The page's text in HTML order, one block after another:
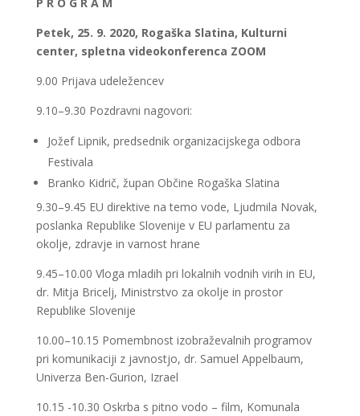
P R O G R A M
Petek, 25. 9. 2020, Rogaška Slatina, Kulturni
center, spletna videokonferenca ZOOM
9.00 Prijava udeležencev
9.10–9.30 Pozdravni nagovori:
Jožef Lipnik, predsednik organizacijskega odbora
Festivala
Branko Kidrič, župan Občine Rogaška Slatina
9.30–9.45 EU direktive na temo vode, Ljudmila Novak,
poslanka Republike Slovenije v EU parlamentu za
okolje, zdravje in varnost hrane
9.45–10.00 Vloga mladih pri lokalnih vodnih virih in EU,
dr. Mitja Bricelj, Ministrstvo za okolje in prostor
Republike Slovenije
10.00–10.15 Pomembnost izobraževalnih programov
pri komunikaciji z javnostjo, dr. Samuel Appelbaum,
Univerza Ben-Gurion, Izrael
10.15 -10.30 Oskrba s pitno vodo – film, Komunala